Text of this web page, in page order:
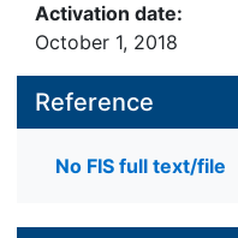
Activation date:
October 1, 2018
Reference
No FIS full text/file